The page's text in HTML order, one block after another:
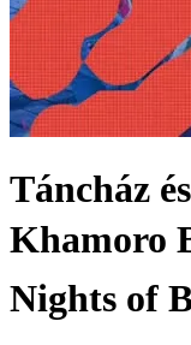
Táncház
Khamoro
Nights of